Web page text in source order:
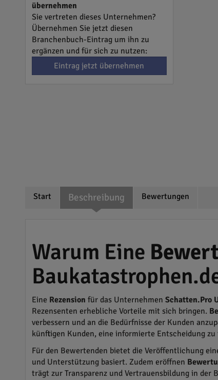
übernehmen
Sie vertreten dieses Unternehmen?
Übernehmen Sie jetzt diesen
Branchenbuch-Eintrag um ihn zu
ergänzen und für sich zu nutzen:
Eintrag jetzt übernehmen
Start Beschreibung Bewertungen
Warum Eine
Eine Rezension für das Unternehmen Schatten.Pro
Rezensenten erhebliche Vorteile mit sich bringen.
verbessern und an die Bedürfnisse der Kunden
künftigen Kunden, eine informierte Entscheidung
Für den Bewertenden bietet die Veröffentlichung
und Unterstützung basiert. Zudem eröffnen
trägt zur Transparenz und Vertrauensbildung in der